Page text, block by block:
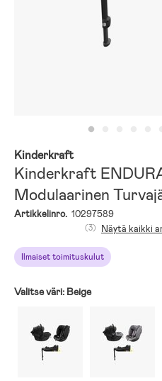
Kinderkraft
Kinderkraft
Modulaarinen
Artikkelinro. 10297589
Ilmaiset toimituskulut
(3) Näytä kaikki
Valitse väri: Beige